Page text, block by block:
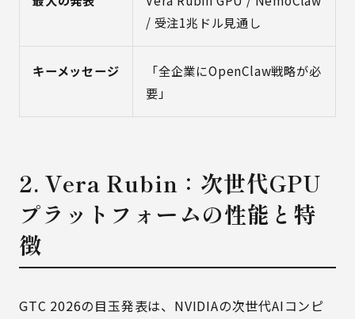
/ 受注1兆ドル見通し
キーメッセージ
「全企業にOpenClaw戦略が必
要」
2. Vera Rubin：次世代GPU
プラットフォームの性能と特
徴
GTC 2026の目玉発表は、NVIDIAの次世代AIコンピ